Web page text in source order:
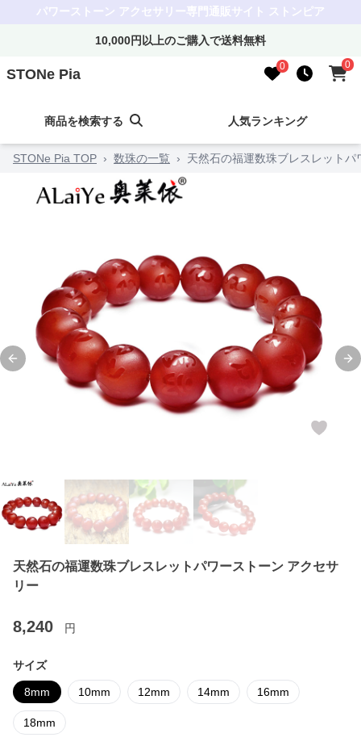
パワーストーン アクセサリー専門通販サイト ストンピア
10,000円以上のご購入で送料無料
STONe Pia 0 0
商品を検索する 人気ランキング
STONe Pia TOP › 数珠の一覧 › 天然石の福運数珠ブレスレット
Previous slide
天然石の福運数珠ブレスレットパワーストーン アクセサ
リー
8,240 円
サイズ
8mm 10mm 12mm 14mm 16mm
18mm